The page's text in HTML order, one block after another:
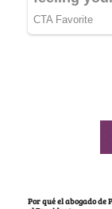
Por qué el abogado de